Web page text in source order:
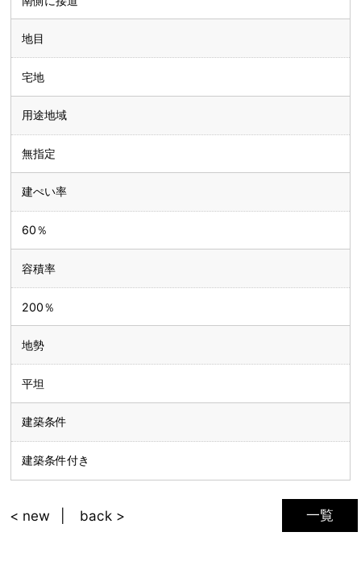
地目
宅地
用途地域
無指定
建ぺい率
60％
容積率
200％
地勢
平坦
建築条件
建築条件付き
一覧
< new back >